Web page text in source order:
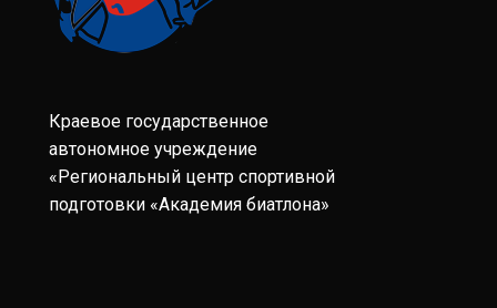
Краевое государственное
автономное учреждение
«Региональный центр спортивной
подготовки «Академия биатлона»